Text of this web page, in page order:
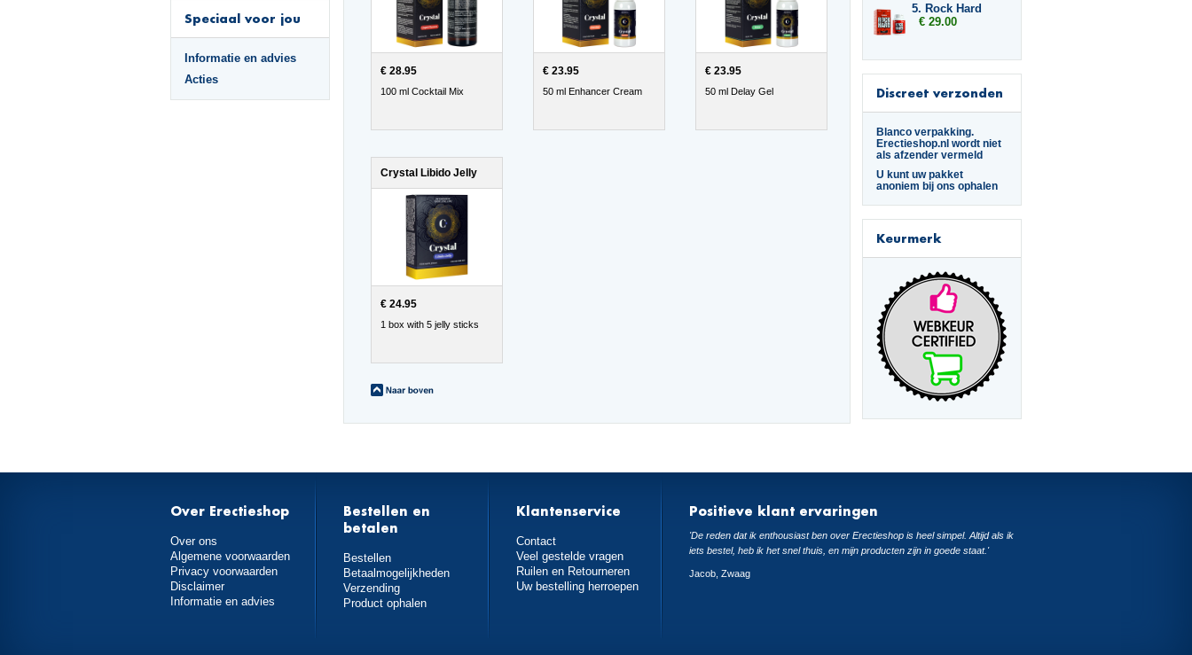
Speciaal voor jou
Informatie en advies
Acties
€ 28.95
100 ml Cocktail Mix
€ 23.95
50 ml Enhancer Cream
€ 23.95
50 ml Delay Gel
Crystal Libido Jelly
€ 24.95
1 box with 5 jelly sticks
5. Rock Hard
€ 29.00
Discreet verzonden
Blanco verpakking.
Erectieshop.nl wordt niet
als afzender vermeld
U kunt uw pakket
anoniem bij ons ophalen
Keurmerk
Over Erectieshop
Over ons
Algemene voorwaarden
Privacy voorwaarden
Disclaimer
Informatie en advies
Bestellen en
betalen
Bestellen
Betaalmogelijkheden
Verzending
Product ophalen
Klantenservice
Contact
Veel gestelde vragen
Ruilen en Retourneren
Uw bestelling herroepen
Positieve klant ervaringen
'De reden dat ik enthousiast ben over Erectieshop is heel simpel. Altijd als ik
iets bestel, heb ik het snel thuis, en mijn producten zijn in goede staat.'
Jacob, Zwaag